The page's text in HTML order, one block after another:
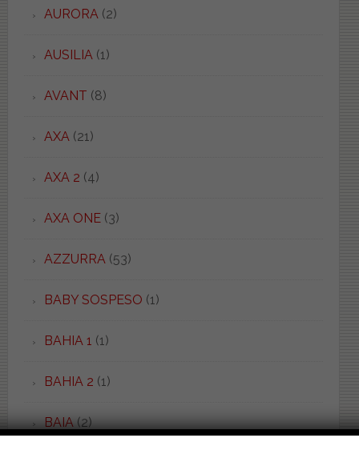
AURORA(2)
AUSILIA(1)
AVANT (8)
AXA(21)
AXA 2 (4)
AXA ONE(3)
AZZURRA(53)
BABY SOSPESO (1)
BAHIA 1 (1)
BAHIA 2 (1)
BAIA(2)